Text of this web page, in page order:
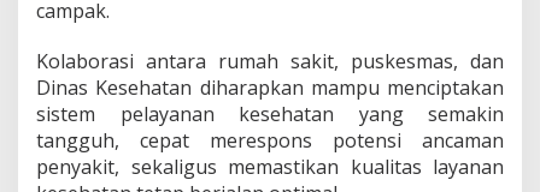
campak.
Kolaborasi antara rumah sakit, puskesmas, dan
Dinas Kesehatan diharapkan mampu menciptakan
sistem pelayanan kesehatan yang semakin
tangguh, cepat merespons potensi ancaman
penyakit, sekaligus memastikan kualitas layanan